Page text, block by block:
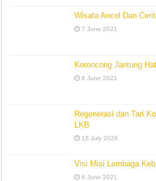
Wisata Ancol Dan
7 June 2021
Keroncong Jantung
6 June 2021
Regenerasi dan Tari
LKB
15 July 2026
Visi Misi Lembaga
6 June 2021